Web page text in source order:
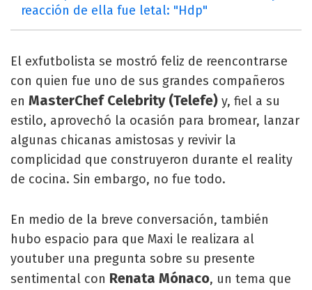
reacción de ella fue letal: "Hdp"
El exfutbolista se mostró feliz de reencontrarse
con quien fue uno de sus grandes compañeros
en MasterChef Celebrity (Telefe) y, fiel a su
estilo, aprovechó la ocasión para bromear, lanzar
algunas chicanas amistosas y revivir la
complicidad que construyeron durante el reality
de cocina. Sin embargo, no fue todo.
En medio de la breve conversación, también
hubo espacio para que Maxi le realizara al
youtuber una pregunta sobre su presente
sentimental con Renata Mónaco, un tema que